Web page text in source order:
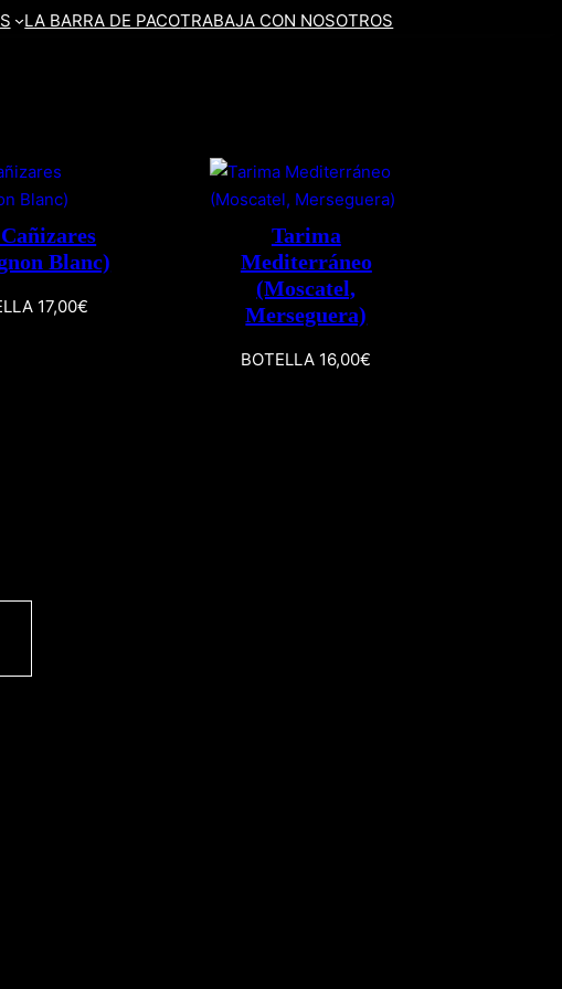
LA BARRA DE PACOTRABAJA CON NOSOTROS
Blanc)
17,00€
Tarima
Mediterráneo
(Moscatel,
Merseguera)
BOTELLA 16,00€